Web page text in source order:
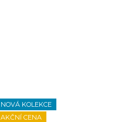
NOVÁ KOLEKCE
AKČNÍ CENA